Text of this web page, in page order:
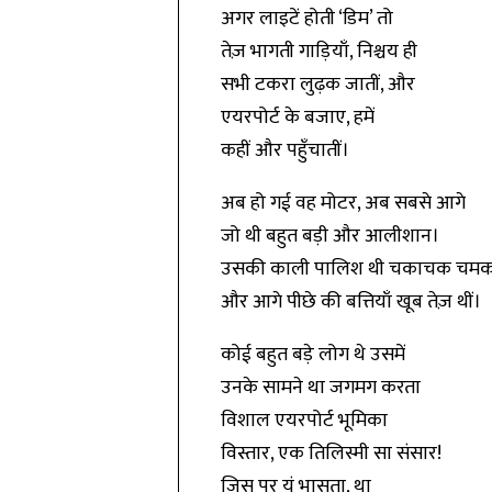
अगर लाइटें होती ‘डिम’ तो
तेज़ भागती गाड़ियाँ, निश्चय ही
सभी टकरा लुढ़क जातीं, और
एयरपोर्ट के बजाए, हमें
कहीं और पहुँचातीं।
अब हो गई वह मोटर, अब सबसे आगे
जो थी बहुत बड़ी और आलीशान।
उसकी काली पालिश थी चकाचक
और आगे पीछे की बत्तियाँ खूब तेज़ थीं।
कोई बहुत बड़े लोग थे उसमें
उनके सामने था जगमग करता
विशाल एयरपोर्ट भूमिका
विस्तार, एक तिलिस्मी सा संसार!